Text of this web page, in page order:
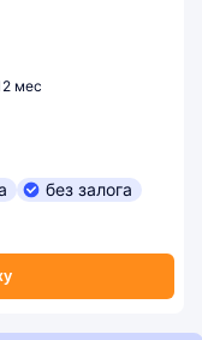
мес
без залога